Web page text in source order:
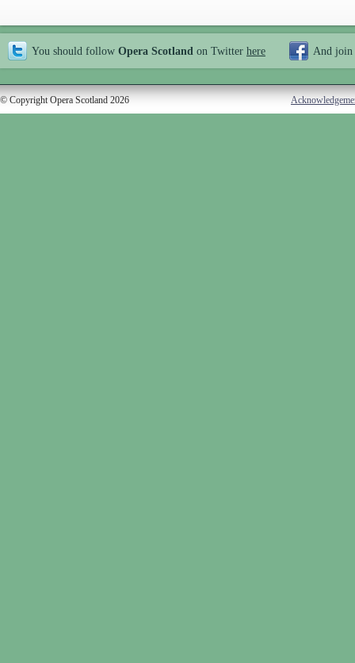
You should follow Opera Scotland on Twitter here And join
© Copyright Opera Scotland 2026